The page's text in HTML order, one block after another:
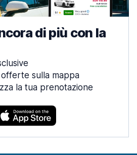
di più con la
sulla mappa
la tua prenotazione